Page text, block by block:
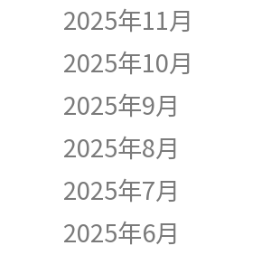
2025年11月
2025年10月
2025年9月
2025年8月
2025年7月
2025年6月